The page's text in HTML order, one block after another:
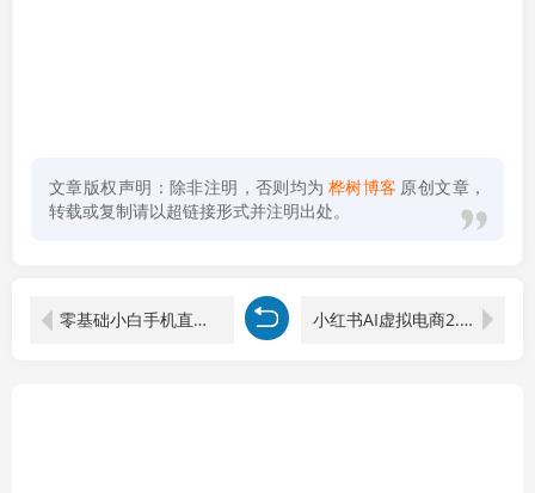
文章版权声明：除非注明，否则均为 桦树博客 原创文章，
转载或复制请以超链接形式并注明出处。
零基础小白手机直播速成，从筹备到成交完整闭环，适配苹果安卓系统，解决杂音卡顿留人难问题 小红书AI虚拟电商2.0，AI软件+SEO技术，单店日入500+，可多店铺矩阵放大